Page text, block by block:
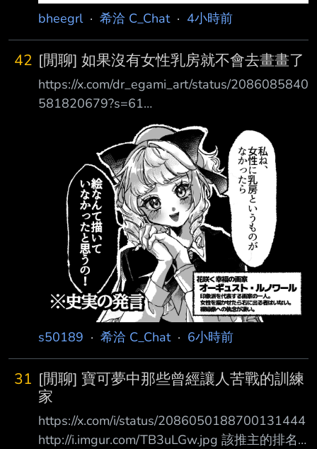
bheegrl· 希洽 C_Chat· 4小時前
42 [閒聊] 如果沒有女性乳房就不會去畫畫了
https://x.com/dr_egami_art/status/2086085840
581820679?s=61
https://i.imgur.com/E0eXaoY.png 「妳知道嗎，
如果女性沒有乳房這種東西的話，我大概就不會
去畫畫了！」 綻放幸福的畫家 奧古斯特·雷諾瓦
(Auguste Renoir) 印象派代表畫家之一。 在描繪
女性方面無人能出其右。 對裸體畫有著驚人的
執著。 https://i.imgur.com/Y0J0iec.png 皮耶-奧
古斯特·雷諾瓦（法語：Pierre-Aug
s50189 · 希洽 C_Chat· 6小時前
31 [閒聊] 寶可夢中那些曾經讓人苦戰的訓練
家
https://x.com/i/status/2086050188700131444
http://i.imgur.com/TB3uLGw.jpg 該推主的排名